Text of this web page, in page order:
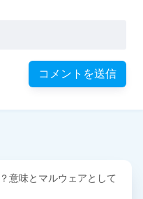
意味とマルウェアとして